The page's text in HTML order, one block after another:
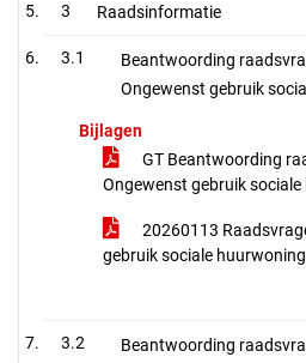
3 Raadsinformatie
3.1
Beantwoording
Ongewenst gebruik
Bijlagen
GT Beantwoording
Ongewenst gebruik sociale
20260113
gebruik sociale
3.2
Beantwoording